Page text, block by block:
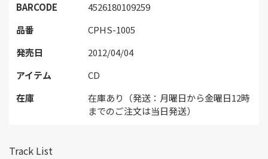
BARCODE
4526180109259
品番
CPHS-1005
発売日
2012/04/04
アイテム
CD
在庫
在庫あり（発送：月曜日から金曜日12時
までのご注文は当日発送）
Track List